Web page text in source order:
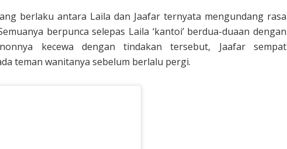
berlaku antara Laila dan Jaafar ternyata mengundang rasa
berpunca selepas Laila ‘kantoi’ berdua-duaan dengan
kecewa dengan tindakan tersebut, Jaafar sempat
teman wanitanya sebelum berlalu pergi.